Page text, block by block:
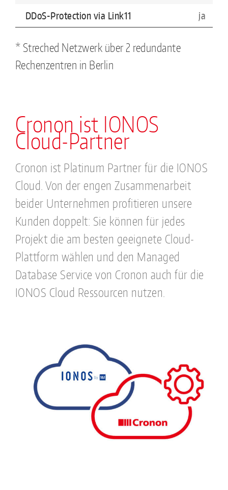
DDoS-Protection via Link11
ja
* Streched Netzwerk über 2 redundante
Rechenzentren in Berlin
Cronon ist IONOS
Cloud-Partner
Cronon ist Platinum Partner für die IONOS
Cloud. Von der engen Zusammenarbeit
beider Unternehmen profitieren unsere
Kunden doppelt: Sie können für jedes
Projekt die am besten geeignete Cloud-
Plattform wählen und den Managed
Database Service von Cronon auch für die
IONOS Cloud Ressourcen nutzen.